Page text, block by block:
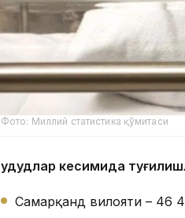
Фото: Миллий статистика қўмитаси
Ҳудудлар кесимида
Самарқанд вилояти – 46